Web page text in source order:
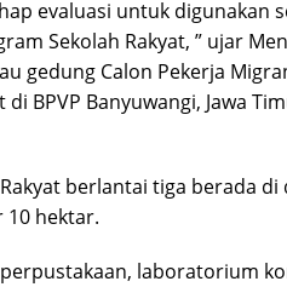
evaluasi untuk digunakan
Sekolah Rakyat, ” ujar
gedung Calon Pekerja
BPVP Banyuwangi, Jawa
berlantai tiga berada di
10 hektar.
laboratorium